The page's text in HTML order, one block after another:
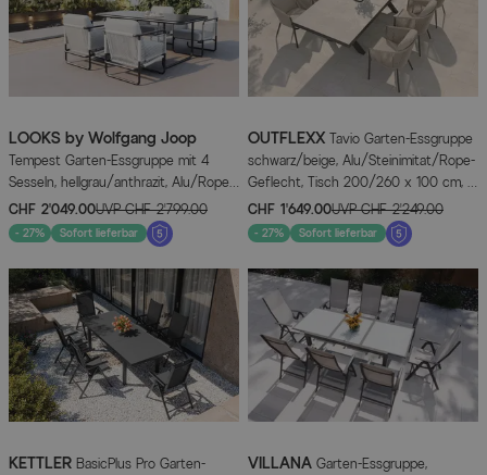
LOOKS by Wolfgang Joop
Tempest Garten-Essgruppe mit 4
Sesseln, hellgrau/anthrazit, Alu/Rope-
Geflecht, Esstisch 190 x 95 cm mit
Glasplatte, pulverbeschichtet,
wetterbeständig, modernes Design
CHF 2’049.00UVPCHF 2’799.00
- 27% Sofort lieferbar
OUTFLEXX Tavio Garten-Essgruppe
schwarz/beige, Alu/Steinimitat/Rope-
Geflecht, Tisch 200/260 x 100 cm, 6
Diningsessel, ausziehbar
CHF 1’649.00UVPCHF 2’249.00
- 27% Sofort lieferbar
KETTLER BasicPlus Pro Garten-
VILLANA Garten-Essgruppe,